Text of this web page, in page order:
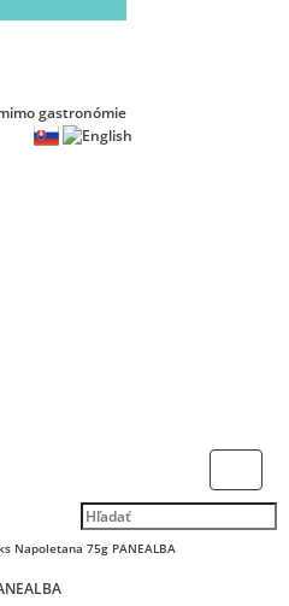
gastronómie
Napoletana 75g PANEALBA